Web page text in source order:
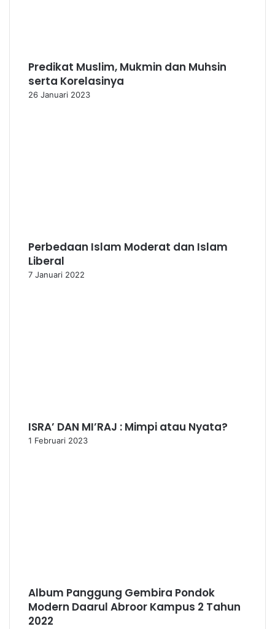
Predikat Muslim, Mukmin dan Muhsin
serta Korelasinya
26 Januari 2023
Perbedaan Islam Moderat dan Islam
Liberal
7 Januari 2022
ISRA’ DAN MI’RAJ : Mimpi atau Nyata?
1 Februari 2023
Album Panggung Gembira Pondok
Modern Daarul Abroor Kampus 2 Tahun
2022